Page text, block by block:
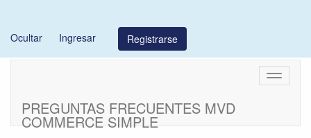
Ocultar Ingresar Registrarse
Cambiar
PREGUNTAS FRECUENTES MVD
COMMERCE SIMPLE